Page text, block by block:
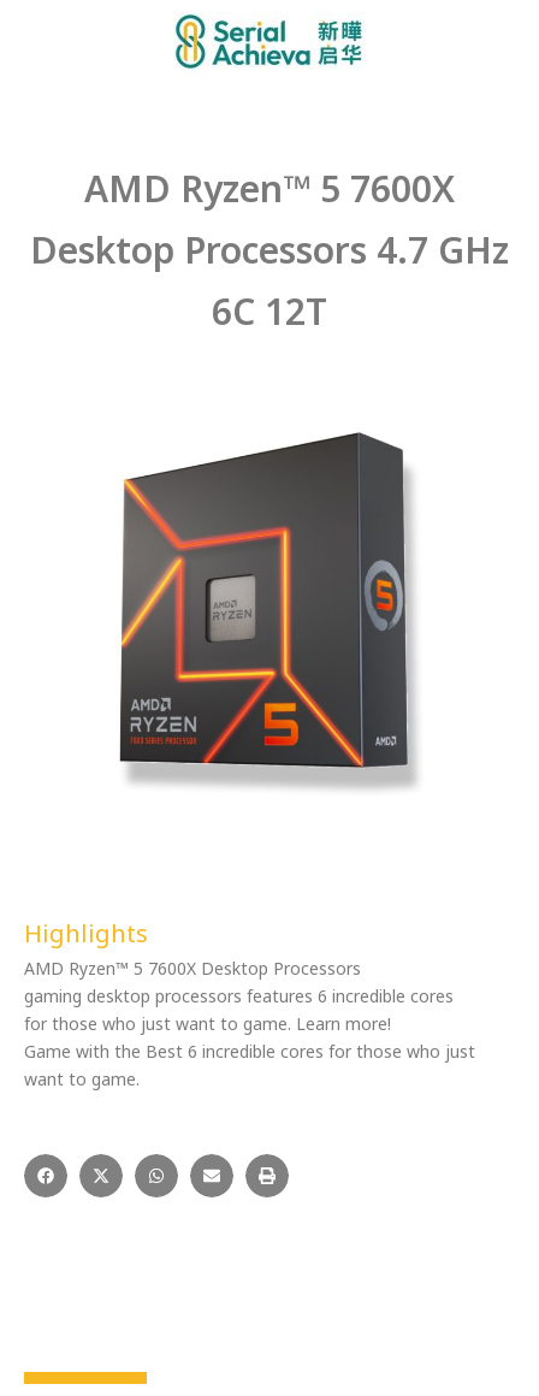
AMD Ryzen™ 5 7600X
Desktop Processors 4.7 GHz
6C 12T
Highlights
AMD Ryzen™ 5 7600X Desktop Processors
gaming desktop processors features 6 incredible cores
for those who just want to game. Learn more!
Game with the Best 6 incredible cores for those who just
want to game.